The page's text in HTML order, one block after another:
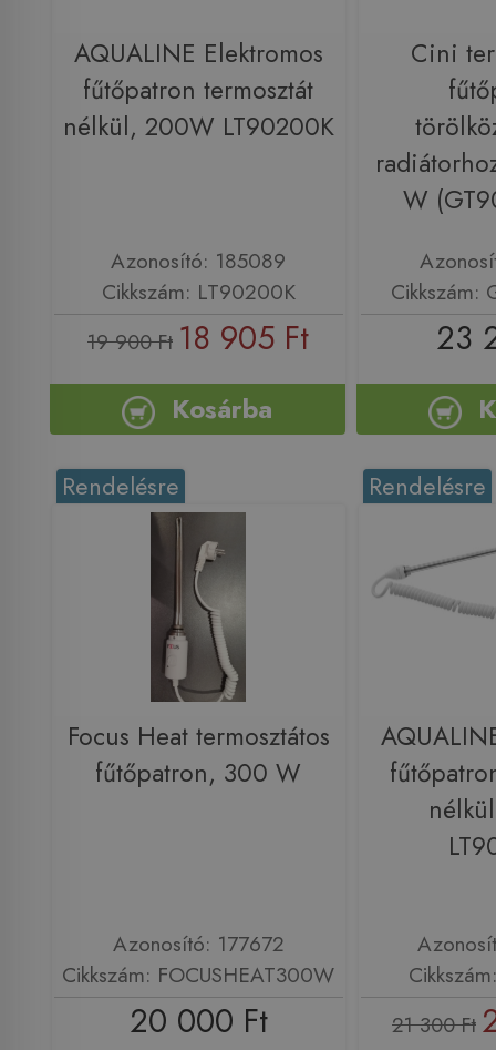
AQUALINE Elektromos
fűtőpatron termosztát
nélkül, 200W LT90200K
Azonosító: 185089
Cikkszám: LT90200K
19 900 Ft 18 905 Ft
Kosárba
Cini
W
Cikkszám:
23
Rendelésre
Focus Heat termosztátos
fűtőpatron, 300 W
Azonosító: 177672
Cikkszám: FOCUSHEAT300W
20 000 Ft
Rendelésre
21 300 Ft